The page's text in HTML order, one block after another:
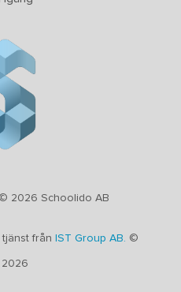
2026 Schoolido AB
från IST Group AB. ©
2026